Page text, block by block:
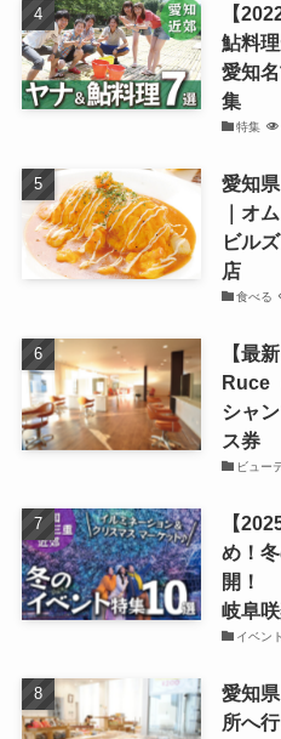
【
鮎料
愛知
集
特集
愛知
｜オ
ビル
店
食べる
【最
Ruce
シャ
ス券
ビュー
【
め！
開！
岐阜
イベン
愛知
所へ行